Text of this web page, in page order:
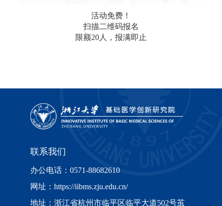
活动免费！
扫描二维码报名
限额20 人，报满即止
联系我们
办公电话：0571-88682610
网址：https://iibms.zju.edu.cn/
地址：浙江省杭州市临平区临平大道502号茧